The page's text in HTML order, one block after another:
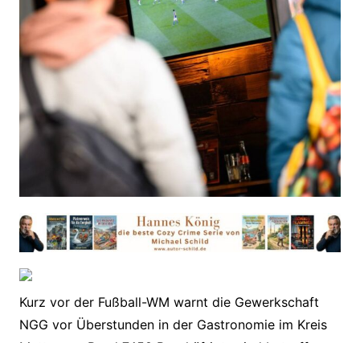
Kurz vor der Fußball-WM warnt die Gewerkschaft
NGG vor Überstunden in der Gastronomie im Kreis